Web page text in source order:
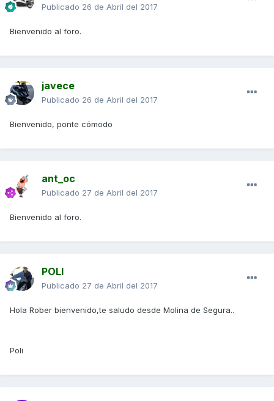
Publicado 26 de Abril del 2017
Bienvenido al foro.
javece
Publicado 26 de Abril del 2017
Bienvenido, ponte cómodo
ant_oc
Publicado 27 de Abril del 2017
Bienvenido al foro.
POLI
Publicado 27 de Abril del 2017
Hola Rober bienvenido,te saludo desde Molina de Segura..
Poli